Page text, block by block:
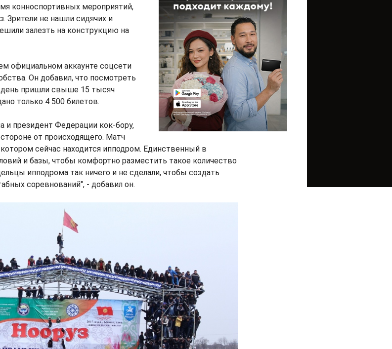
конноспортивных мероприятий,
Зрители не нашли сидячих и
залезть на конструкцию на
официальном аккаунте соцсети
Он добавил, что посмотреть
день пришли свыше 15 тысяч
только 4 500 билетов.
и президент Федерации кок-бору,
от происходящего. Матч
сейчас находится ипподром. Единственный в
и базы, чтобы комфортно разместить такое количество
ипподрома так ничего и не сделали, чтобы создать
соревнований", - добавил он.